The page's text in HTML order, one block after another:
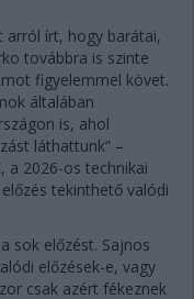
arról írt, hogy barátai,
továbbra is szinte
figyelemmel követ.
általában
is, ahol
láthattunk” –
a 2026-os technikai
tekinthető valódi
sok előzést. Sajnos
előzések-e, vagy
csak azért fékeznek